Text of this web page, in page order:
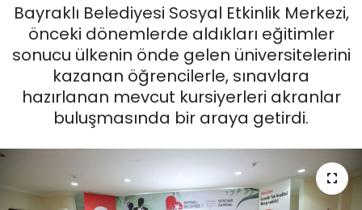
Bayraklı Belediyesi Sosyal Etkinlik Merkezi,
önceki dönemlerde aldıkları eğitimler
sonucu ülkenin önde gelen üniversitelerini
kazanan öğrencilerle, sınavlara
hazırlanan mevcut kursiyerleri akranlar
buluşmasında bir araya getirdi.
EĞİTİM
EKONOMİ
English News
KÜLTÜR SANAT
Tüm Manşetler
Son Dakika Haberleri
Haber Arşivi